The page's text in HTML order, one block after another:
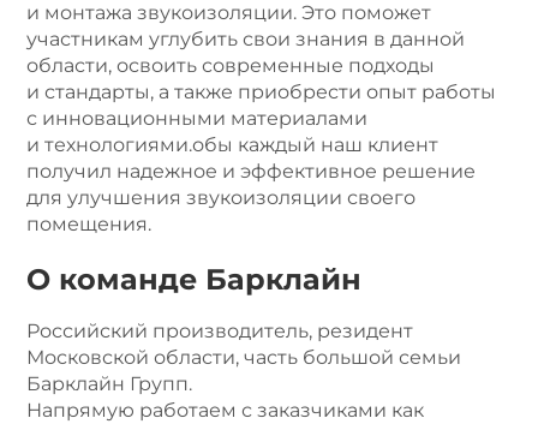
и монтажа звукоизоляции. Это поможет
участникам углубить свои знания в данной
области, освоить современные подходы
и стандарты, а также приобрести опыт работы
с инновационными материалами
и технологиями.обы каждый наш клиент
получил надежное и эффективное решение
для улучшения звукоизоляции своего
помещения.
О команде Барклайн
Российский производитель, резидент
Московской области, часть большой семьи
Барклайн Групп.
Напрямую работаем с заказчиками как